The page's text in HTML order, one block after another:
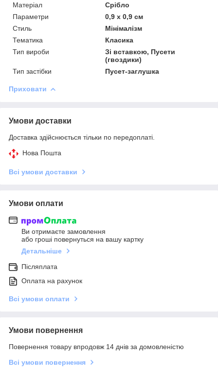
Матеріал
Срібло
Параметри
0,9 x 0,9 см
Стиль
Мінімалізм
Тематика
Класика
Тип вироби
Зі вставкою, Пусети
(гвоздики)
Тип застібки
Пусет-заглушка
Приховати
Умови доставки
Доставка здійснюється тільки по передоплаті.
Нова Пошта
Всі умови доставки
Умови оплати
Ви отримаєте замовлення
або гроші повернуться на вашу картку
Детальніше
Післяплата
Оплата на рахунок
Всі умови оплати
Умови повернення
Повернення товару впродовж 14 днів за домовленістю
Всі умови повернення